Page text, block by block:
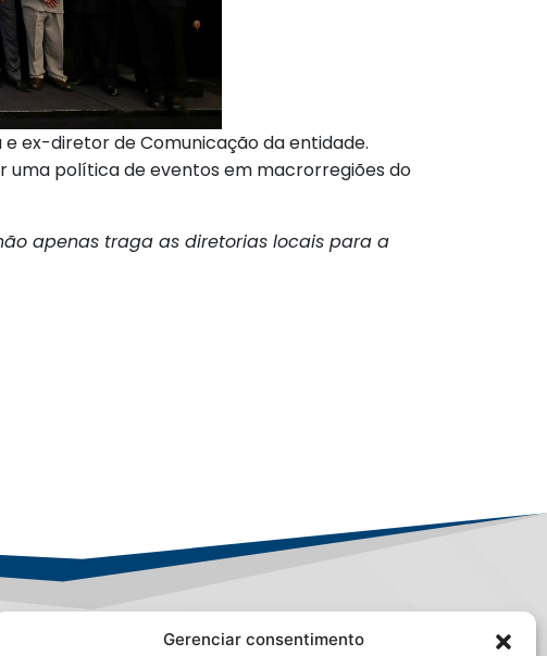
Gerenciar consentimento
ex-diretor de Comunicação da entidade.
uma política de eventos em macrorregiões do
apenas traga as diretorias locais para a